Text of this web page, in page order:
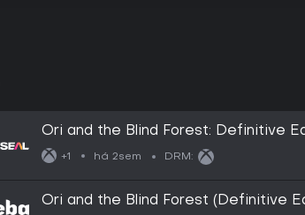
Ori and the Blind Forest: Definitive
Xbox Series X|S) Xbox Live Key - EU
+1 há 2sem DRM:
Ori and the Blind Forest (Definitive